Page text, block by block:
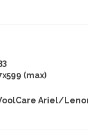
(max)
Ariel/